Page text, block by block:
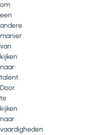
om
een
andere
manier
van
kijken
naar
talent.
Door
te
kijken
naar
vaardigheden